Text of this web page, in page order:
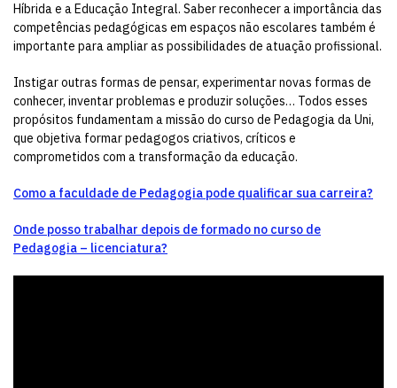
Híbrida e a Educação Integral. Saber reconhecer a importância das
competências pedagógicas em espaços não escolares também é
importante para ampliar as possibilidades de atuação profissional.
Instigar outras formas de pensar, experimentar novas formas de
conhecer, inventar problemas e produzir soluções… Todos esses
propósitos fundamentam a missão do curso de Pedagogia da Uni,
que objetiva formar pedagogos criativos, críticos e
comprometidos com a transformação da educação.
Como a faculdade de Pedagogia pode qualificar sua carreira?
Onde posso trabalhar depois de formado no curso de
Pedagogia – licenciatura?